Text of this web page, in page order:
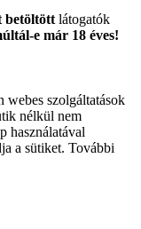
betöltött látogatók
e már 18 éves!
szolgáltatások
nélkül nem
használatával
a sütiket. További